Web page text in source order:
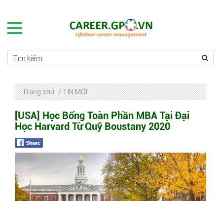
Trang chủ / TIN MỚI
[USA] Học Bổng Toàn Phần MBA Tại Đại
Học Harvard Từ Quỹ Boustany 2020